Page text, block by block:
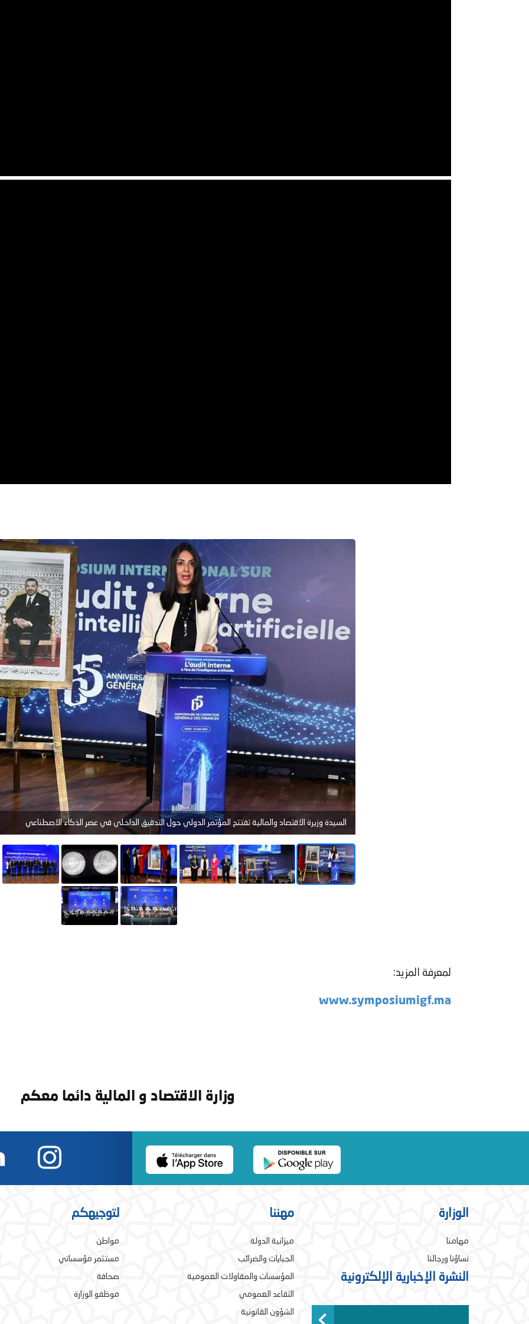
السيدة وزيرة الاقتصاد والمالية تفتتح المؤتمر الدولي حول التدقيق الداخلي في عصر الذكاء الاصطناعي
لمعرفة المزيد:
www.symposiumigf.ma
وزارة الاقتصاد و المالية دائما معكم
لتوجيهكم
مواطن
مستثمر مؤسساتي
صحافة
موظفو الوزارة
مهننا
ميزانية الدولة
الجبايات والضرائب
المؤسسات والمقاولات العمومية
التقاعد العمومي
الشؤون القانونية
الوزارة
مهامنا
نساؤنا ورجالنا
النشرة الإخبارية الإلكترونية